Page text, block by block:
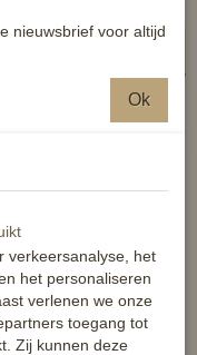
bij de neus, het wang
zorgen voor een
kin en de oren.
nieuwsbrief voor altijd
Ok
verkeersanalyse, het
het personaliseren
verlenen we onze
toegang tot
Zij kunnen deze